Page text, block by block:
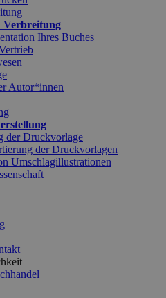
Verbreitung
Ihres Buches
Autor*innen
der Druckvorlage
der Druckvorlagen
Umschlagillustrationen